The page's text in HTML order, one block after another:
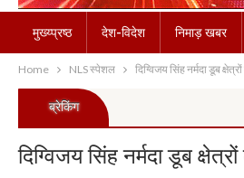
मुख्य्प्रष्ठ देश-विदेश निमाड़ खबर
Home NLS स्पेशल दिग्विजय सिंह नर्मदा डूब
ब्रेकिंग
दिग्विजय सिंह नर्मदा डूब